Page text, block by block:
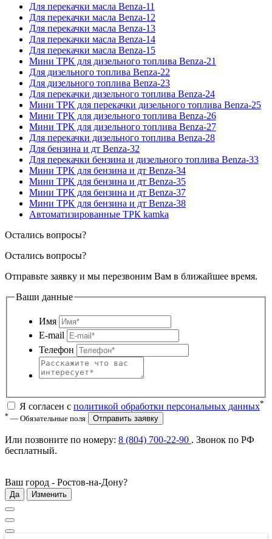
Для перекачки масла Benza-11
Для перекачки масла Benza-12
Для перекачки масла Benza-13
Для перекачки масла Benza-14
Для перекачки масла Benza-15
Мини ТРК для дизельного топлива Benza-21
Для дизельного топлива Benza-22
Для дизельного топлива Benza-23
Для перекачки дизельного топлива Benza-24
Мини ТРК для перекачки дизельного топлива Benza-25
Мини ТРК для дизельного топлива Benza-26
Мини ТРК для дизельного топлива Benza-27
Для перекачки дизельного топлива Benza-28
Для бензина и дт Benza-32
Для перекачки бензина и дизельного топлива Benza-33
Мини ТРК для бензина и дт Benza-34
Мини ТРК для бензина и дт Benza-35
Мини ТРК для бензина и дт Benza-37
Мини ТРК для бензина и дт Benza-38
Автоматизированные ТРК kamka
Остались вопросы?
Остались вопросы?
Отправьте заявку и мы перезвоним Вам в ближайшее время.
Ваши данные
Имя
E-mail
Телефон
Я согласен с политикой обработки персональных данных*
* — Обязательные поля Отправить заявку
Или позвоните по номеру: 8 (804) 700-22-90 . Звонок по РФ
бесплатный.
Ваш город - Ростов-на-Дону?
Да Изменить